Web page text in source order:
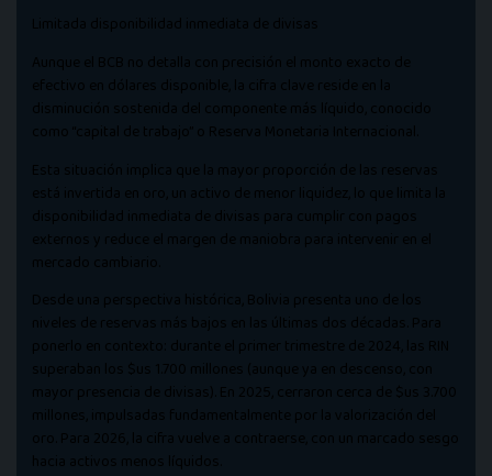
Limitada disponibilidad inmediata de divisas
Aunque el BCB no detalla con precisión el monto exacto de
efectivo en dólares disponible, la cifra clave reside en la
disminución sostenida del componente más líquido, conocido
como “capital de trabajo” o Reserva Monetaria Internacional.
Esta situación implica que la mayor proporción de las reservas
está invertida en oro, un activo de menor liquidez, lo que limita la
disponibilidad inmediata de divisas para cumplir con pagos
externos y reduce el margen de maniobra para intervenir en el
mercado cambiario.
Desde una perspectiva histórica, Bolivia presenta uno de los
niveles de reservas más bajos en las últimas dos décadas. Para
ponerlo en contexto: durante el primer trimestre de 2024, las RIN
superaban los $us 1.700 millones (aunque ya en descenso, con
mayor presencia de divisas). En 2025, cerraron cerca de $us 3.700
millones, impulsadas fundamentalmente por la valorización del
oro. Para 2026, la cifra vuelve a contraerse, con un marcado sesgo
hacia activos menos líquidos.